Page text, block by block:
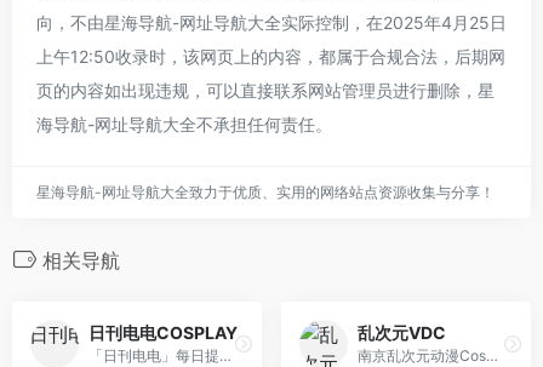
向，不由星海导航-网址导航大全实际控制，在2025年4月25日
上午12:50收录时，该网页上的内容，都属于合规合法，后期网
页的内容如出现违规，可以直接联系网站管理员进行删除，星
海导航-网址导航大全不承担任何责任。
星海导航-网址导航大全致力于优质、实用的网络站点资源收集与分享！
相关导航
日刊电电COSPLAY
「日刊电电」每日提供各种新奇、娱乐、ACG、日剧、电影…等等以及日本网络热门话题信息，Cosplay频道内有许多有趣的cos作品
乱次元VDC
南京乱次元动漫Cos社团 南京乱次元（合肥）动漫Cos社团 南京乱次元（镇江）动漫Cos社团 打造一流的Cosplay团队 南京漫展合作社团 专业Cosplay演出 南京二次元社团 南京COS社团 南京Cosplay社团 南京动漫社 动漫 虚拟歌姬 Vsinger 摄影 妆娘 漫展 角色扮演 Cosplay 汉服 声优 CV COS Coser Nanjing Various-Dimension Comic&amp;Cos Community